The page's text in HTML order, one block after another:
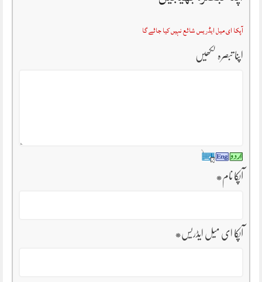
آپکا ای میل ایڈریس شائع نہیں کیا جائے گا
اپنا تبصرہ لکھیں
آپکا نام*
آپکا ای میل ایڈریس*